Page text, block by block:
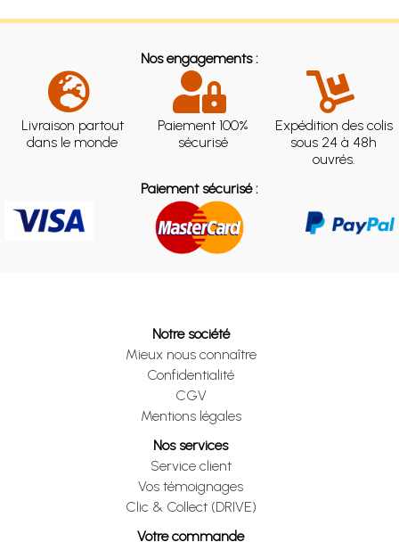
Nos engagements :
Livraison partout
dans le monde
Paiement 100%
sécurisé
Expédition des colis
sous 24 à 48h
ouvrés.
Paiement sécurisé :
Notre société
Mieux nous connaître
Confidentialité
CGV
Mentions légales
Nos services
Service client
Vos témoignages
Clic & Collect (DRIVE)
Votre commande